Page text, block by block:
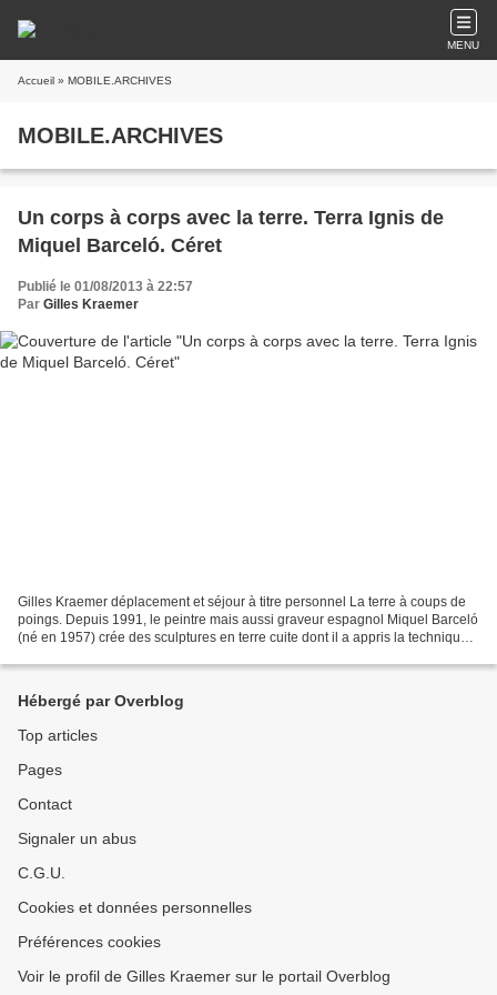
MENU
Accueil » MOBILE.ARCHIVES
MOBILE.ARCHIVES
Un corps à corps avec la terre. Terra Ignis de
Miquel Barceló. Céret
Publié le 01/08/2013 à 22:57
Par Gilles Kraemer
Gilles Kraemer déplacement et séjour à titre personnel La terre à coups de
poings. Depuis 1991, le peintre mais aussi graveur espagnol Miquel Barceló
(né en 1957) crée des sculptures en terre cuite dont il a appris la technique
Hébergé par Overblog
Top articles
Pages
Contact
Signaler un abus
C.G.U.
Cookies et données personnelles
Préférences cookies
Voir le profil de Gilles Kraemer sur le portail Overblog